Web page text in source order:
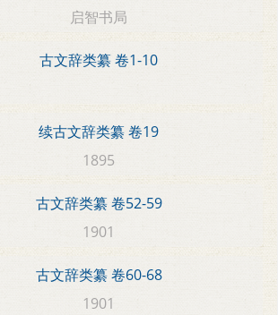
启智书局
古文辞类纂 卷1-10
续古文辞类纂 卷19
1895
古文辞类纂 卷52-59
1901
古文辞类纂 卷60-68
1901